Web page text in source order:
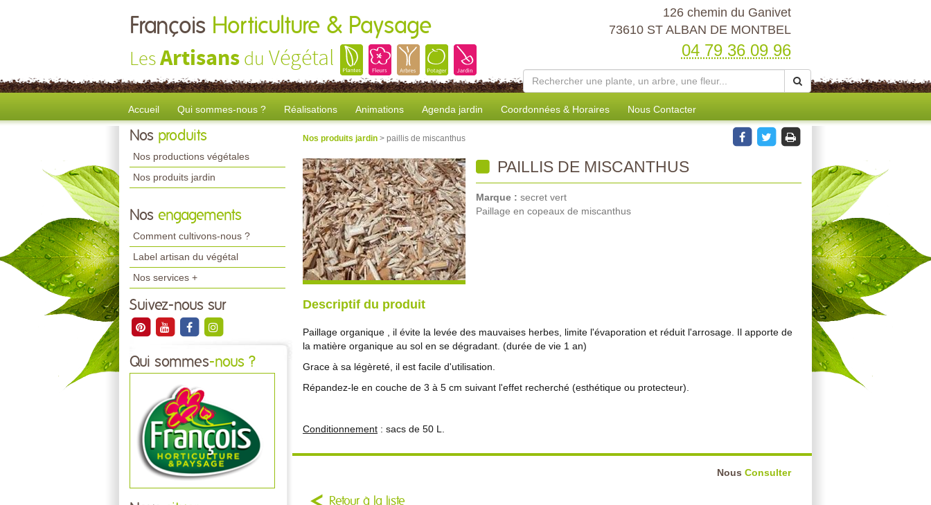
François Horticulture & Paysage
LesArtisans du Végétal
126 chemin du Ganivet
73610 ST ALBAN DE MONTBEL
04 79 36 09 96
Accueil Qui sommes-nous ? Réalisations Animations Agenda jardin Coordonnées & Horaires Nous Contacter
Nos produits
Nos productions végétales
Nos produits jardin
Nos engagements
Comment cultivons-nous ?
Label artisan du végétal
Nos services +
Suivez-nous sur
Qui sommes-nous ?
Nos produits jardin > paillis de miscanthus
PAILLIS DE MISCANTHUS
Marque : secret vert
Paillage en copeaux de miscanthus
Descriptif du produit
Paillage organique , il évite la levée des mauvaises herbes, limite l'évaporation et réduit l'arrosage. Il apporte de
la matière organique au sol en se dégradant. (durée de vie 1 an)
Grace à sa légèreté, il est facile d'utilisation.
Répandez-le en couche de 3 à 5 cm suivant l'effet recherché (esthétique ou protecteur).
Conditionnement : sacs de 50 L.
Nous Consulter
Retour à la liste